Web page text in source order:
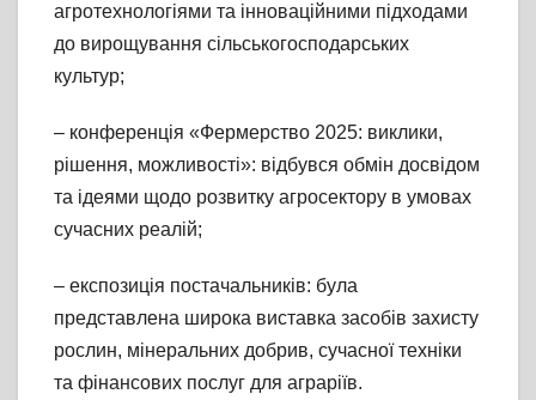
агротехнологіями та інноваційними підходами
до вирощування сільськогосподарських
культур;
– конференція «Фермерство 2025: виклики,
рішення, можливості»: відбувся обмін досвідом
та ідеями щодо розвитку агросектору в умовах
сучасних реалій;
– експозиція постачальників: була
представлена широка виставка засобів захисту
рослин, мінеральних добрив, сучасної техніки
та фінансових послуг для аграріїв.